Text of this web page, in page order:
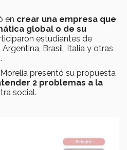
en crear una empresa que
global o de su
estudiantes de
Brasil, Italia y otras
presentó su propuesta
2 problemas a la
social.